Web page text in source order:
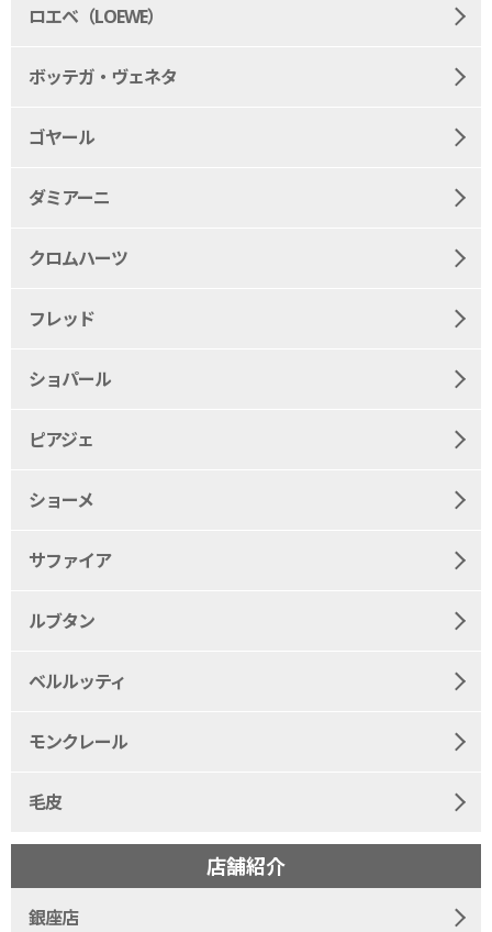
ロエベ（LOEWE）
ボッテガ・ヴェネタ
ゴヤール
ダミアーニ
クロムハーツ
フレッド
ショパール
ピアジェ
ショーメ
サファイア
ルブタン
ベルルッティ
モンクレール
毛皮
店舗紹介
銀座店